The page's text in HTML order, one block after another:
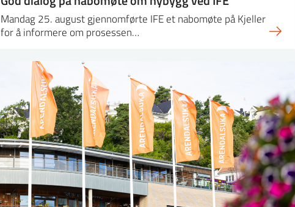
Mandag 25. august gjennomførte IFE et nabomøte på Kjeller
for å informere om prosessen…